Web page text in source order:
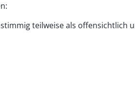
teilweise als